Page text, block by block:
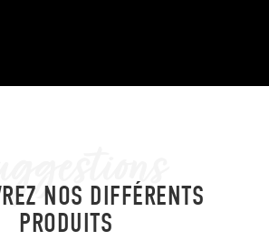
NOS DIFFÉRENTS
PRODUITS